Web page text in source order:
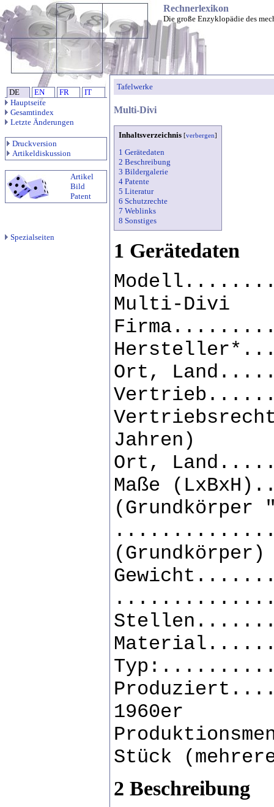
Rechnerlexikon
Die große Enzyklopädie des
DE EN FR
IT
Hauptseite
Gesamtindex
Letzte Änderungen
Druckversion
Artikeldiskussion
Artikel
Bild
Patent
Spezialseiten
Tafelwerke
Multi-Divi
Inhaltsverzeichnis [verbergen]
1 Gerätedaten
2 Beschreibung
3 Bildergalerie
4 Patente
5 Literatur
6 Schutzrechte
7 Weblinks
8 Sonstiges
1 Gerätedaten
Multi-Divi
Ort,
Jahren)
Ort,
Maße
(Grundkörper
(Grundkörper)
1960er
Stück
2 Beschreibung